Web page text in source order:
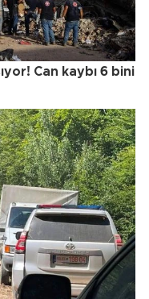
Can kaybı 6 bini